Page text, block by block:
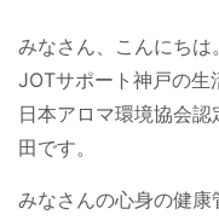
みなさん、こんにちは。
JOTサポート神戸の生
日本アロマ環境協会
田です。
みなさんの心身の健康